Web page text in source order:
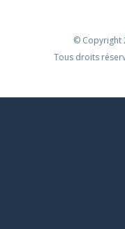
© Copyright
Tous droits